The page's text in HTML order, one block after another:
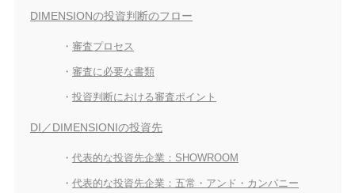
DIMENSIONの投資判断のフロー
審査プロセス
審査に必要な書類
投資判断における審査ポイント
DI／DIMENSIONIの投資先
代表的な投資先企業：SHOWROOM
代表的な投資先企業：五常・アンド・カンパニー